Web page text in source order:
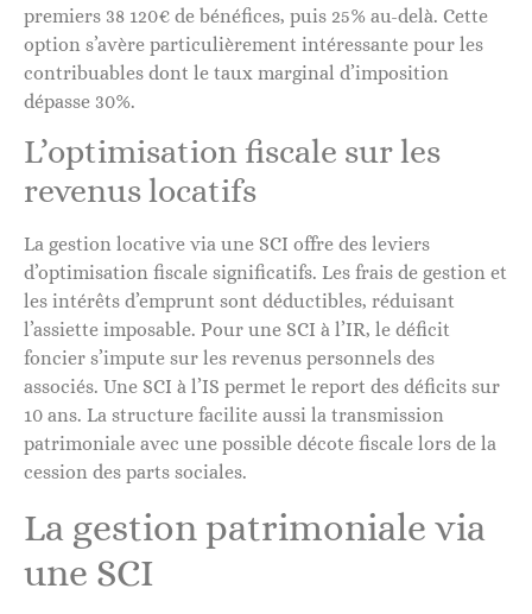
premiers 38 120€ de bénéfices, puis 25% au-delà. Cette
option s’avère particulièrement intéressante pour les
contribuables dont le taux marginal d’imposition
dépasse 30%.
L’optimisation fiscale sur les
revenus locatifs
La gestion locative via une SCI offre des leviers
d’optimisation fiscale significatifs. Les frais de gestion et
les intérêts d’emprunt sont déductibles, réduisant
l’assiette imposable. Pour une SCI à l’IR, le déficit
foncier s’impute sur les revenus personnels des
associés. Une SCI à l’IS permet le report des déficits sur
10 ans. La structure facilite aussi la transmission
patrimoniale avec une possible décote fiscale lors de la
cession des parts sociales.
La gestion patrimoniale via
une SCI